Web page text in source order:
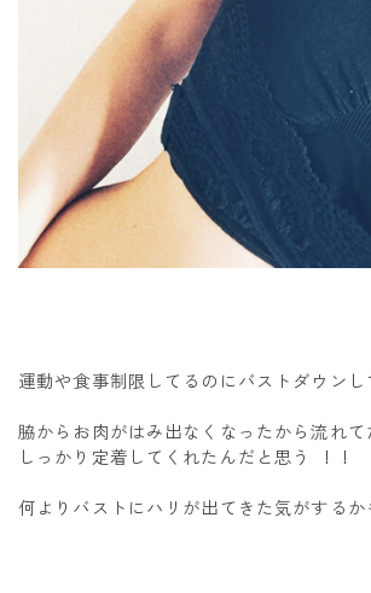
運動や食事制限してるのにバストダウンし
脇からお肉がはみ出なくなったから流れて
しっかり定着してくれたんだと思う ！！
何よりバストにハリが出てきた気がするか